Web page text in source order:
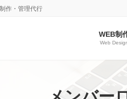
作・管理代行
WEB制
Web